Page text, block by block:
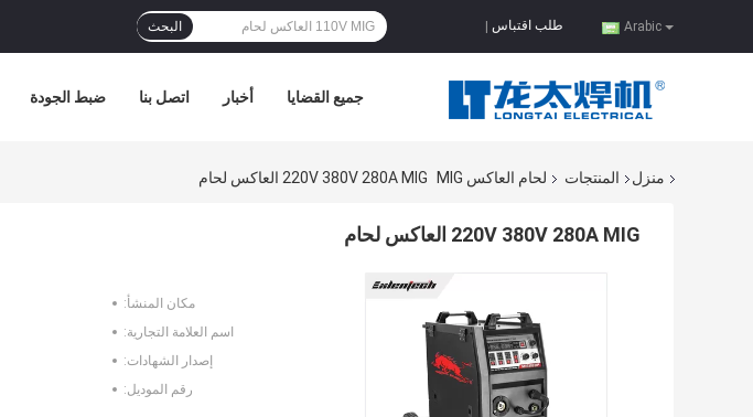
Arabic طلب اقتباس البحث
ضبط الجودة اتصل بنا أخبار جميع القضايا
منزل المنتجات لحام العاكس MIG 220V 380V 280A MIG العاكس لحام
220V 380V 280A MIG العاكس لحام
مكان المنشأ:
اسم العلامة التجارية:
إصدار الشهادات:
رقم الموديل: